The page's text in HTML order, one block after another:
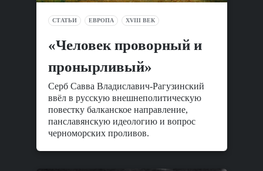
СТАТЬИ ЕВРОПА XVIII ВЕК
«Человек проворный и
пронырливый»
Серб Савва Владиславич-Рагузинский
ввёл в русскую внешнеполитическую
повестку балканское направление,
панславянскую идеологию и вопрос
черноморских проливов.